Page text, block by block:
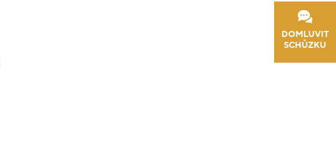
DOMLUVIT
SCHŮZKU